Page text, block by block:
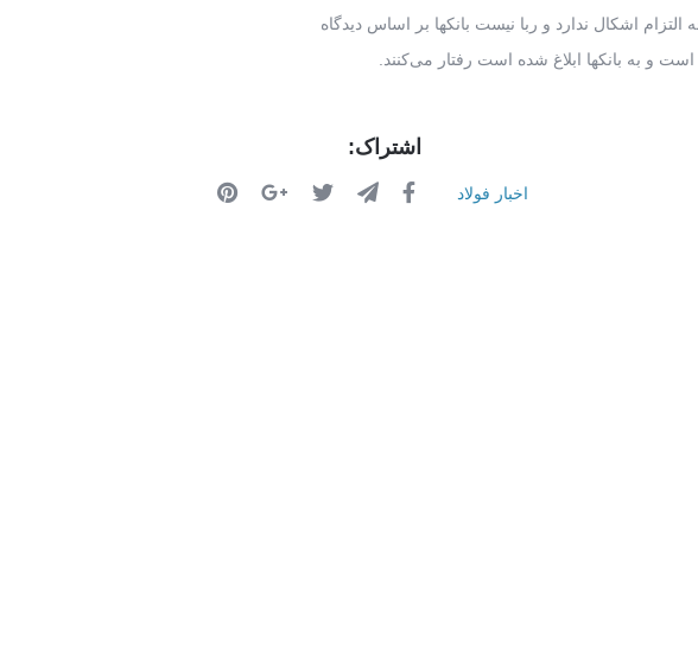
اشکال ندارد و ربا نیست بانکها بر اساس دیدگاه
و به بانکها ابلاغ شده است رفتار می‌کنند.
اخبار فولاد
اشتراک: